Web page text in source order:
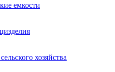
емкости
хозяйства